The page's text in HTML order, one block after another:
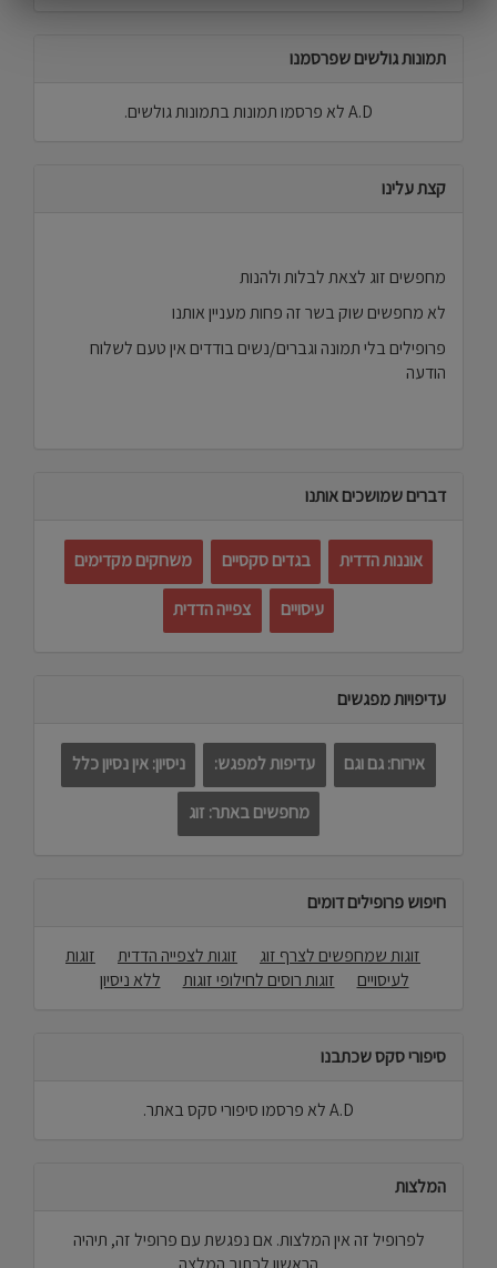
תמונות גולשים שפרסמנו
A.D לא פרסמו תמונות בתמונות גולשים.
קצת עלינו
מחפשים זוג לצאת לבלות ולהנות
לא מחפשים שוק בשר זה פחות מעניין אותנו
פרופילים בלי תמונה וגברים/נשים בודדים אין טעם לשלוח
הודעה
דברים שמושכים אותנו
אוננות הדדית בגדים סקסיים משחקים מקדימים
עיסויים צפייה הדדית
עדיפויות מפגשים
אירוח: גם וגם עדיפות למפגש: ניסיון: אין נסיון כלל
מחפשים באתר: זוג
חיפוש פרופילים דומים
זוגות שמחפשים לצרף זוג זוגות לצפייה הדדית
זוגות
לעיסויים
זוגות רוסים לחילופי זוגות ללא ניסיון
סיפורי סקס שכתבנו
A.D לא פרסמו סיפורי סקס באתר.
המלצות
לפרופיל זה אין המלצות. אם נפגשת עם פרופיל זה, תיהיה